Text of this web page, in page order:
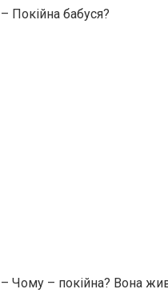
– Покійна бабуся?
– Чому – покійна? Вона